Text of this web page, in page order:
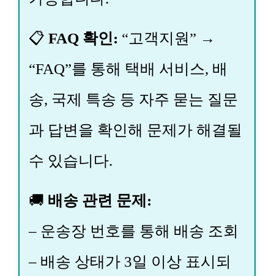
📋 FAQ 확인: “고객지원” →
“FAQ”를 통해 택배 서비스, 배
송, 국제 특송 등 자주 묻는 질문
과 답변을 확인해 문제가 해결될
수 있습니다.
🚚 배송 관련 문제:
– 운송장 번호를 통해 배송 조회
– 배송 상태가 3일 이상 표시되